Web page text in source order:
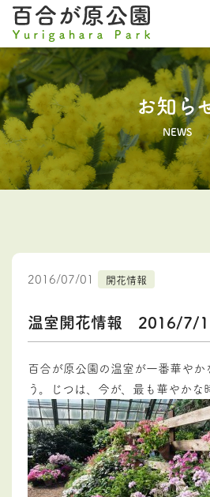
お知ら
NEWS
2016/07/01 開花情報
温室開花情報 2016/7/1
百合が原公園の温室が一番華やか
う。じつは、今が、最も華やか